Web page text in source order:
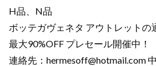
H品、N品
ボッテガヴェネタ アウトレットの
最大90%OFF プレセール開催中！
連絡先： hermesoff@hotmail.com